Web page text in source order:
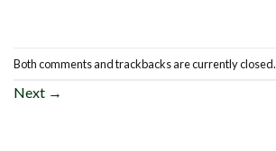
Both comments and trackbacks are currently closed.
Next →